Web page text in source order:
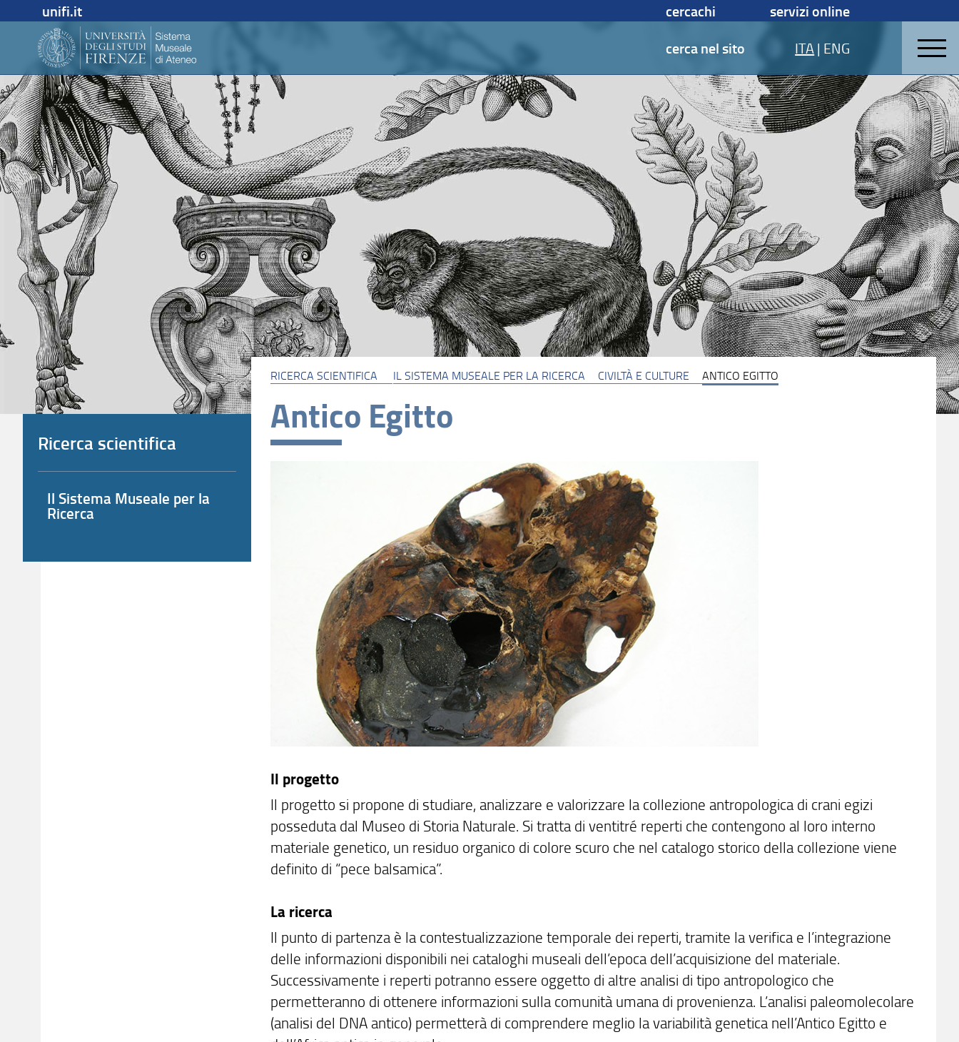
unifi.it cercachi
servizi online
cerca nel sito
ITA| ENG
RICERCA SCIENTIFICA IL SISTEMA MUSEALE PER LA RICERCA CIVILTÀ E CULTURE ANTICO EGITTO
Antico Egitto
Il progetto
Il progetto si propone di studiare, analizzare e valorizzare la collezione antropologica di crani egizi
posseduta dal Museo di Storia Naturale. Si tratta di ventitré reperti che contengono al loro interno
materiale genetico, un residuo organico di colore scuro che nel catalogo storico della collezione viene
definito di “pece balsamica”.
La ricerca
Il punto di partenza è la contestualizzazione temporale dei reperti, tramite la verifica e l’integrazione
delle informazioni disponibili nei cataloghi museali dell’epoca dell’acquisizione del materiale.
Successivamente i reperti potranno essere oggetto di altre analisi di tipo antropologico che
permetteranno di ottenere informazioni sulla comunità umana di provenienza. L’analisi paleomolecolare
(analisi del DNA antico) permetterà di comprendere meglio la variabilità genetica nell’Antico Egitto e
Ricerca scientifica
Il Sistema Museale per la
Ricerca